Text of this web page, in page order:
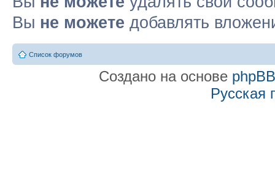
Вы не можете добавлять
Список форумов
Создано на основе phpBB
Русская